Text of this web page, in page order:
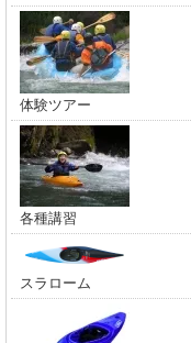
体験ツアー
各種講習
スラローム